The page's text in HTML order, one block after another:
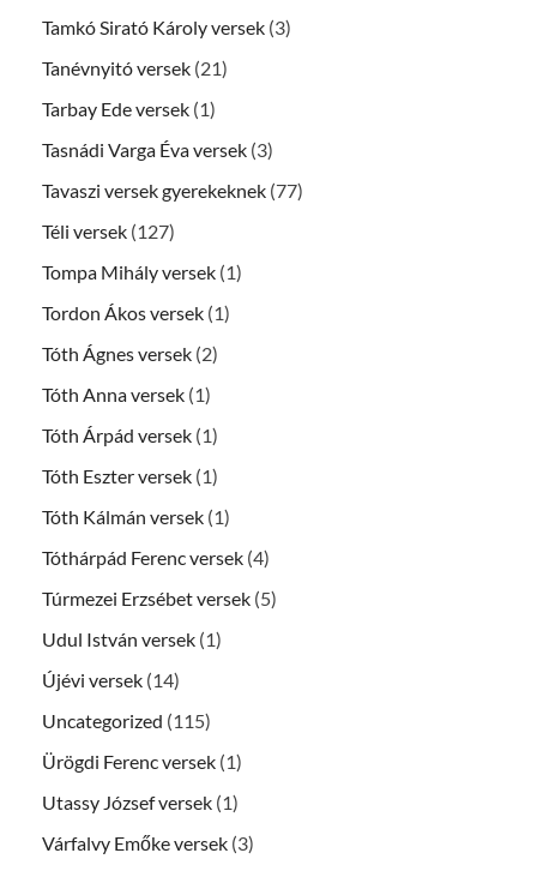
Tamkó Sirató Károly versek (3)
Tanévnyitó versek (21)
Tarbay Ede versek (1)
Tasnádi Varga Éva versek (3)
Tavaszi versek gyerekeknek (77)
Téli versek (127)
Tompa Mihály versek (1)
Tordon Ákos versek (1)
Tóth Ágnes versek (2)
Tóth Anna versek (1)
Tóth Árpád versek (1)
Tóth Eszter versek (1)
Tóth Kálmán versek (1)
Tóthárpád Ferenc versek (4)
Túrmezei Erzsébet versek (5)
Udul István versek (1)
Újévi versek (14)
Uncategorized (115)
Ürögdi Ferenc versek (1)
Utassy József versek (1)
Várfalvy Emőke versek (3)